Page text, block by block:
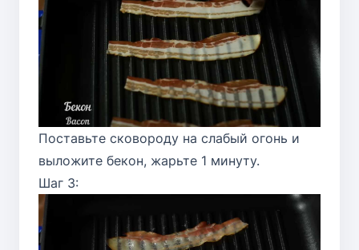
Поставьте сковороду на слабый огонь и
выложите бекон, жарьте 1 минуту.
Шаг 3: